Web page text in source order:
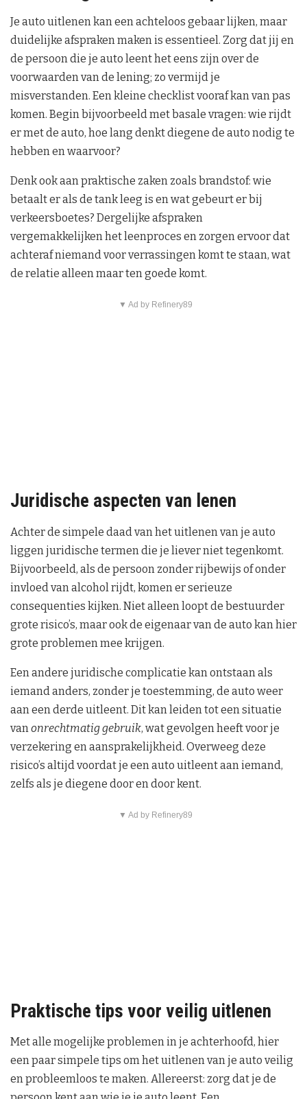
Je auto uitlenen kan een achteloos gebaar lijken, maar
duidelijke afspraken maken is essentieel. Zorg dat jij en
de persoon die je auto leent het eens zijn over de
voorwaarden van de lening; zo vermijd je
misverstanden. Een kleine checklist vooraf kan van pas
komen. Begin bijvoorbeeld met basale vragen: wie rijdt
er met de auto, hoe lang denkt diegene de auto nodig te
hebben en waarvoor?
Denk ook aan praktische zaken zoals brandstof: wie
betaalt er als de tank leeg is en wat gebeurt er bij
verkeersboetes? Dergelijke afspraken
vergemakkelijken het leenproces en zorgen ervoor dat
achteraf niemand voor verrassingen komt te staan, wat
de relatie alleen maar ten goede komt.
▼ Ad by Refinery89
Juridische aspecten van lenen
Achter de simpele daad van het uitlenen van je auto
liggen juridische termen die je liever niet tegenkomt.
Bijvoorbeeld, als de persoon zonder rijbewijs of onder
invloed van alcohol rijdt, komen er serieuze
consequenties kijken. Niet alleen loopt de bestuurder
grote risico’s, maar ook de eigenaar van de auto kan hier
grote problemen mee krijgen.
Een andere juridische complicatie kan ontstaan als
iemand anders, zonder je toestemming, de auto weer
aan een derde uitleent. Dit kan leiden tot een situatie
vanonrechtmatig gebruik, wat gevolgen heeft voor je
verzekering en aansprakelijkheid. Overweeg deze
risico’s altijd voordat je een auto uitleent aan iemand,
zelfs als je diegene door en door kent.
▼ Ad by Refinery89
Praktische tips voor veilig uitlenen
Met alle mogelijke problemen in je achterhoofd, hier
een paar simpele tips om het uitlenen van je auto veilig
en probleemloos te maken. Allereerst: zorg dat je de